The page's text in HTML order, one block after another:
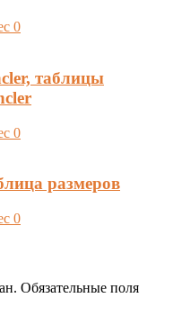
0
таблицы
0
размеров
0
Обязательные поля